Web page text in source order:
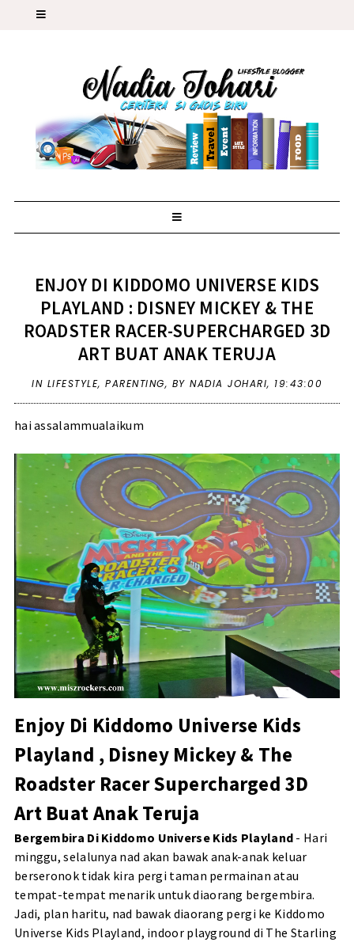
ENJOY DI KIDDOMO UNIVERSE KIDS
PLAYLAND : DISNEY MICKEY & THE
ROADSTER RACER-SUPERCHARGED 3D
ART BUAT ANAK TERUJA
IN LIFESTYLE, PARENTING, BY NADIA JOHARI, 19:43:00
hai assalammualaikum
Enjoy Di Kiddomo Universe Kids
Playland , Disney Mickey & The
Roadster Racer Supercharged 3D
Art Buat Anak Teruja
Bergembira Di Kiddomo Universe Kids Playland - Hari
minggu, selalunya nad akan bawak anak-anak keluar
berseronok tidak kira pergi taman permainan atau
tempat-tempat menarik untuk diaorang bergembira.
Jadi, plan haritu, nad bawak diaorang pergi ke Kiddomo
Universe Kids Playland, indoor playground di The Starling